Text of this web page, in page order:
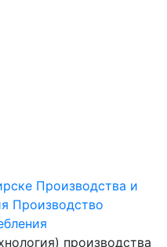
Производства и
Производство